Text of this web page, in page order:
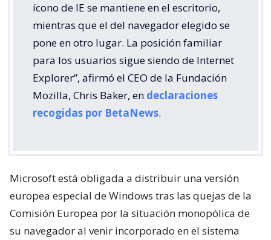
ícono de IE se mantiene en el escritorio,
mientras que el del navegador elegido se
pone en otro lugar. La posición familiar
para los usuarios sigue siendo de Internet
Explorer”, afirmó el CEO de la Fundación
Mozilla, Chris Baker, en declaraciones
recogidas por BetaNews.
Microsoft está obligada a distribuir una versión
europea especial de Windows tras las quejas de la
Comisión Europea por la situación monopólica de
su navegador al venir incorporado en el sistema